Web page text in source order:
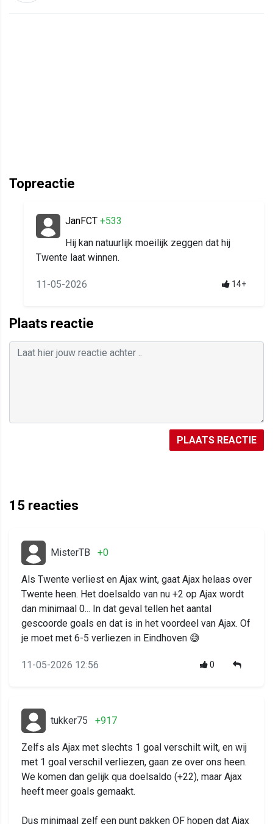
Topreactie
JanFCT +533
Hij kan natuurlijk moeilijk zeggen dat hij
Twente laat winnen.
11-05-2026 14+
Plaats reactie
PLAATS REACTIE
15 reacties
MisterTB +0
Als Twente verliest en Ajax wint, gaat Ajax helaas over
Twente heen. Het doelsaldo van nu +2 op Ajax wordt
dan minimaal 0... In dat geval tellen het aantal
gescoorde goals en dat is in het voordeel van Ajax. Of
je moet met 6-5 verliezen in Eindhoven 😅
11-05-2026 12:56 0
tukker75 +917
Zelfs als Ajax met slechts 1 goal verschilt wilt, en wij
met 1 goal verschil verliezen, gaan ze over ons heen.
We komen dan gelijk qua doelsaldo (+22), maar Ajax
heeft meer goals gemaakt.
Dus minimaal zelf een punt pakken OF hopen dat Ajax